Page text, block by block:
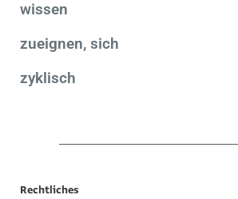
wissen
zueignen, sich
zyklisch
Rechtliches